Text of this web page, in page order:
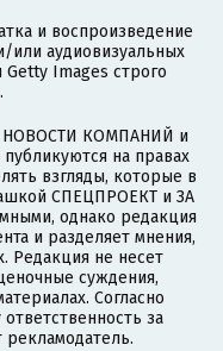
и воспроизведение
или аудиовизуальных
Images строго
НОВОСТИ КОМПАНИЙ и
на правах
взгляды, которые в
СПЕЦПРОЕКТ и ЗА
однако редакция
и разделяет мнения,
Редакция не несет
суждения,
Согласно
за